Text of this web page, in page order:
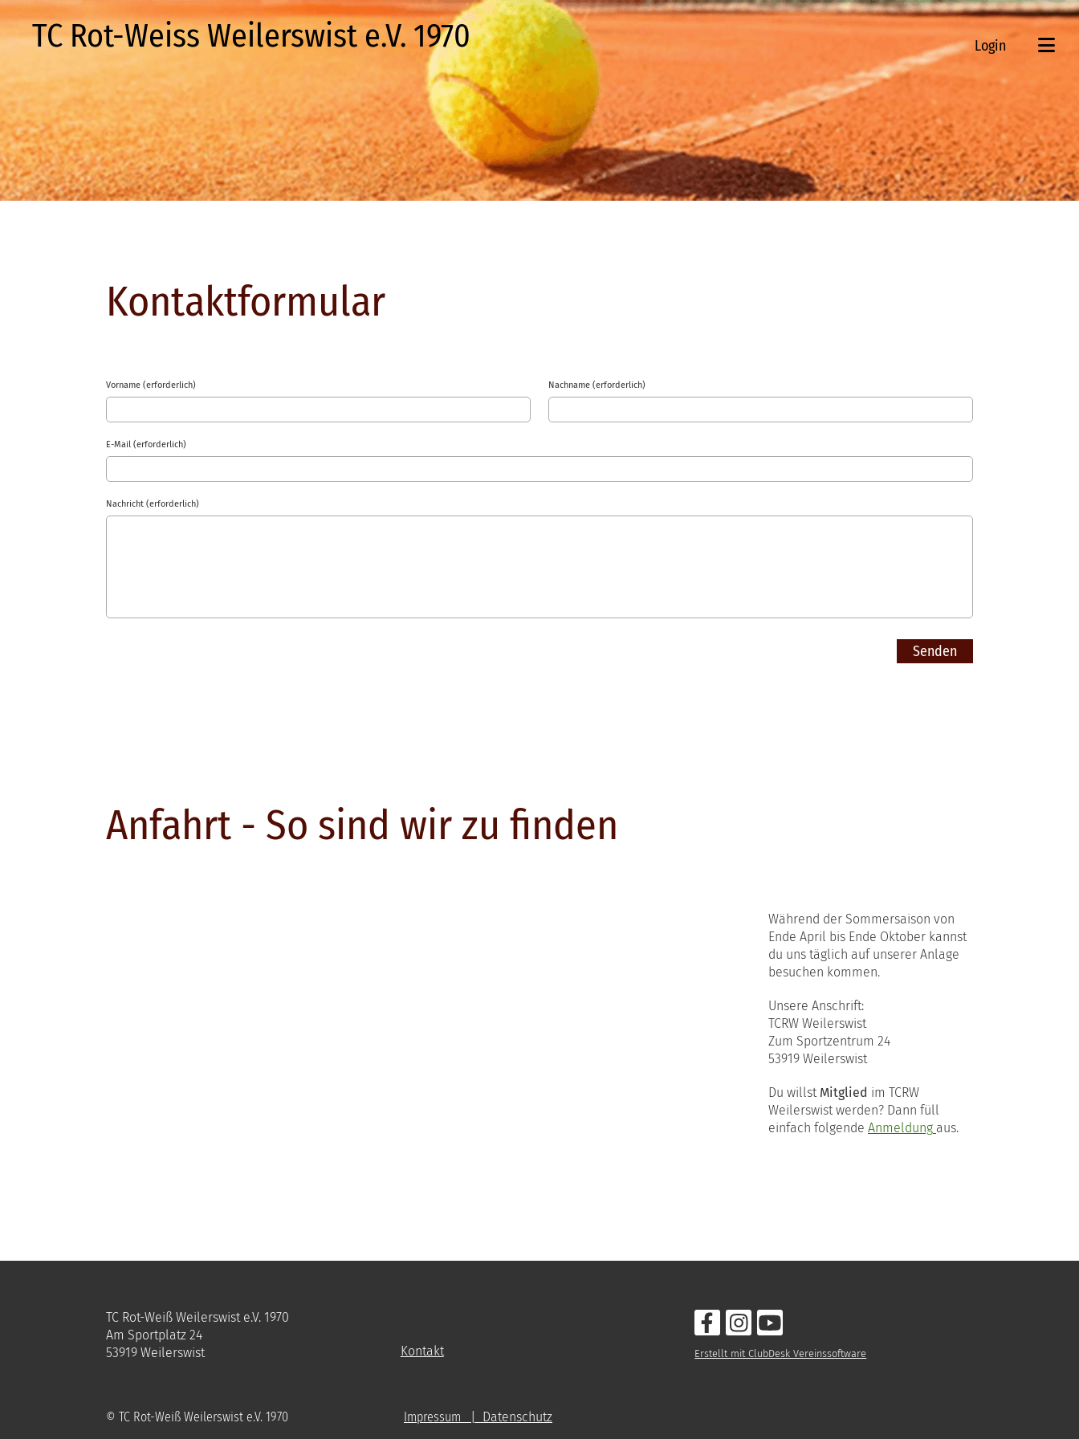
TC Rot-Weiss Weilerswist e.V. 1970 Login
Kontaktformular
Vorname (erforderlich) Nachname (erforderlich)
E-Mail (erforderlich)
Nachricht (erforderlich)
Anfahrt - So sind wir zu finden
Während der Sommersaison von
Ende April bis Ende Oktober kannst
du uns täglich auf unserer Anlage
besuchen kommen.
Unsere Anschrift:
TCRW Weilerswist
Zum Sportzentrum 24
53919 Weilerswist
Du willst Mitglied im TCRW
Weilerswist werden? Dann füll
einfach folgende Anmeldung aus.
TC Rot-Weiß Weilerswist e.V. 1970
Am Sportplatz 24
53919 Weilerswist
Kontakt Erstellt mit ClubDesk Vereinssoftware
© TC Rot-Weiß Weilerswist e.V. 1970 Impressum | Datenschutz